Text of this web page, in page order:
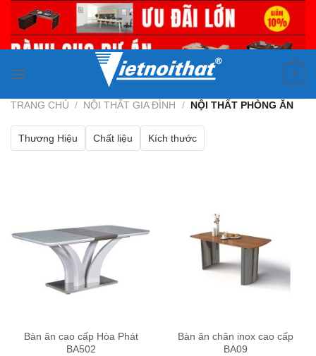
content
0
TRANG CHỦ / NỘI THẤT GIA ĐÌNH / NỘI THẤT PHÒNG ĂN
Thương Hiệu Chất liệu Kích thước
Bàn ăn cao cấp Hòa Phát
BA502
Bàn ăn chân inox cao cấp
BA09